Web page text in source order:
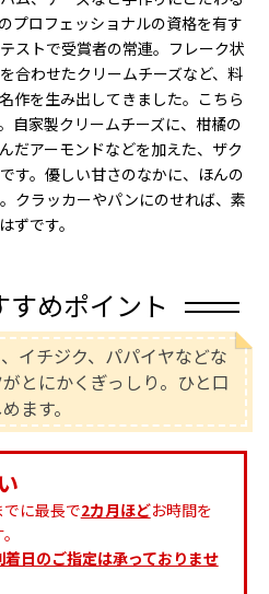
プロフェッショナルの資格を有す
ストで受賞者の常連。フレーク状
合わせたクリームチーズなど、料
作を生み出してきました。こちら
自家製クリームチーズに、柑橘の
だアーモンドなどを加えた、ザク
す。優しい甘さのなかに、ほんの
クラッカーやパンにのせれば、素
ずです。
めポイント
イチジク、パパイヤなどな
とにかくぎっしり。ひと口
ます。
に最長で2カ月ほどお時間を
着日のご指定は承っておりませ